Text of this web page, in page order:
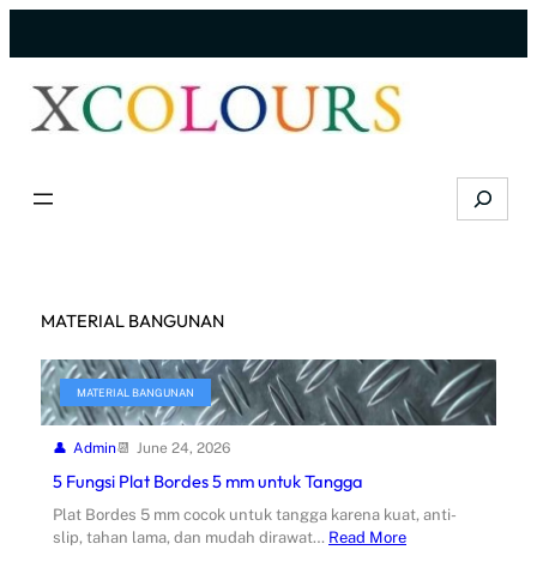
Search
MATERIAL BANGUNAN
MATERIAL BANGUNAN
Admin June 24, 2026
5 Fungsi Plat Bordes 5 mm untuk Tangga
Plat Bordes 5 mm cocok untuk tangga karena kuat, anti-
slip, tahan lama, dan mudah dirawat… Read More